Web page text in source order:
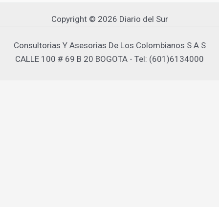
Copyright © 2026 Diario del Sur
Consultorias Y Asesorias De Los Colombianos S A S
CALLE 100 # 69 B 20 BOGOTA - Tel: (601)6134000